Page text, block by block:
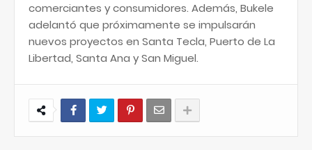
comerciantes y consumidores. Además, Bukele
adelantó que próximamente se impulsarán
nuevos proyectos en Santa Tecla, Puerto de La
Libertad, Santa Ana y San Miguel.